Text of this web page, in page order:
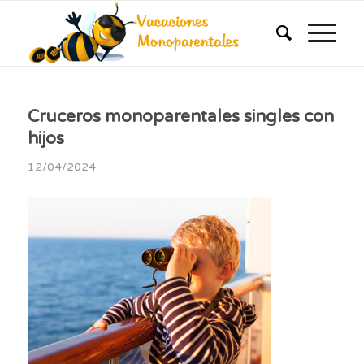
Cruceros monoparentales singles con
hijos
12/04/2024